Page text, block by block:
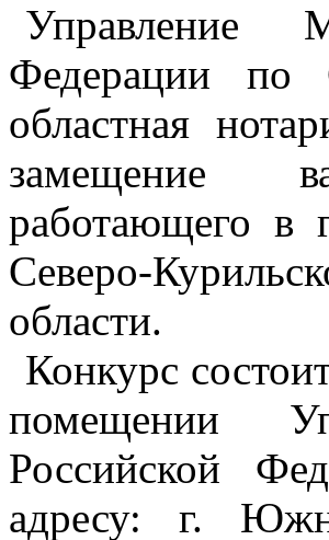
Управление
Федерации по
областная
замещение
работающего в
Северо-
области.
Конкурс
помещении
Российской
адресу: г.